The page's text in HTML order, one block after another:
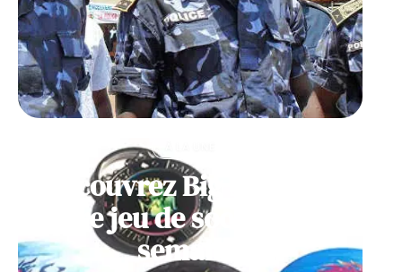
Découvrez Big Monster,
notre jeu de société de la
semaine